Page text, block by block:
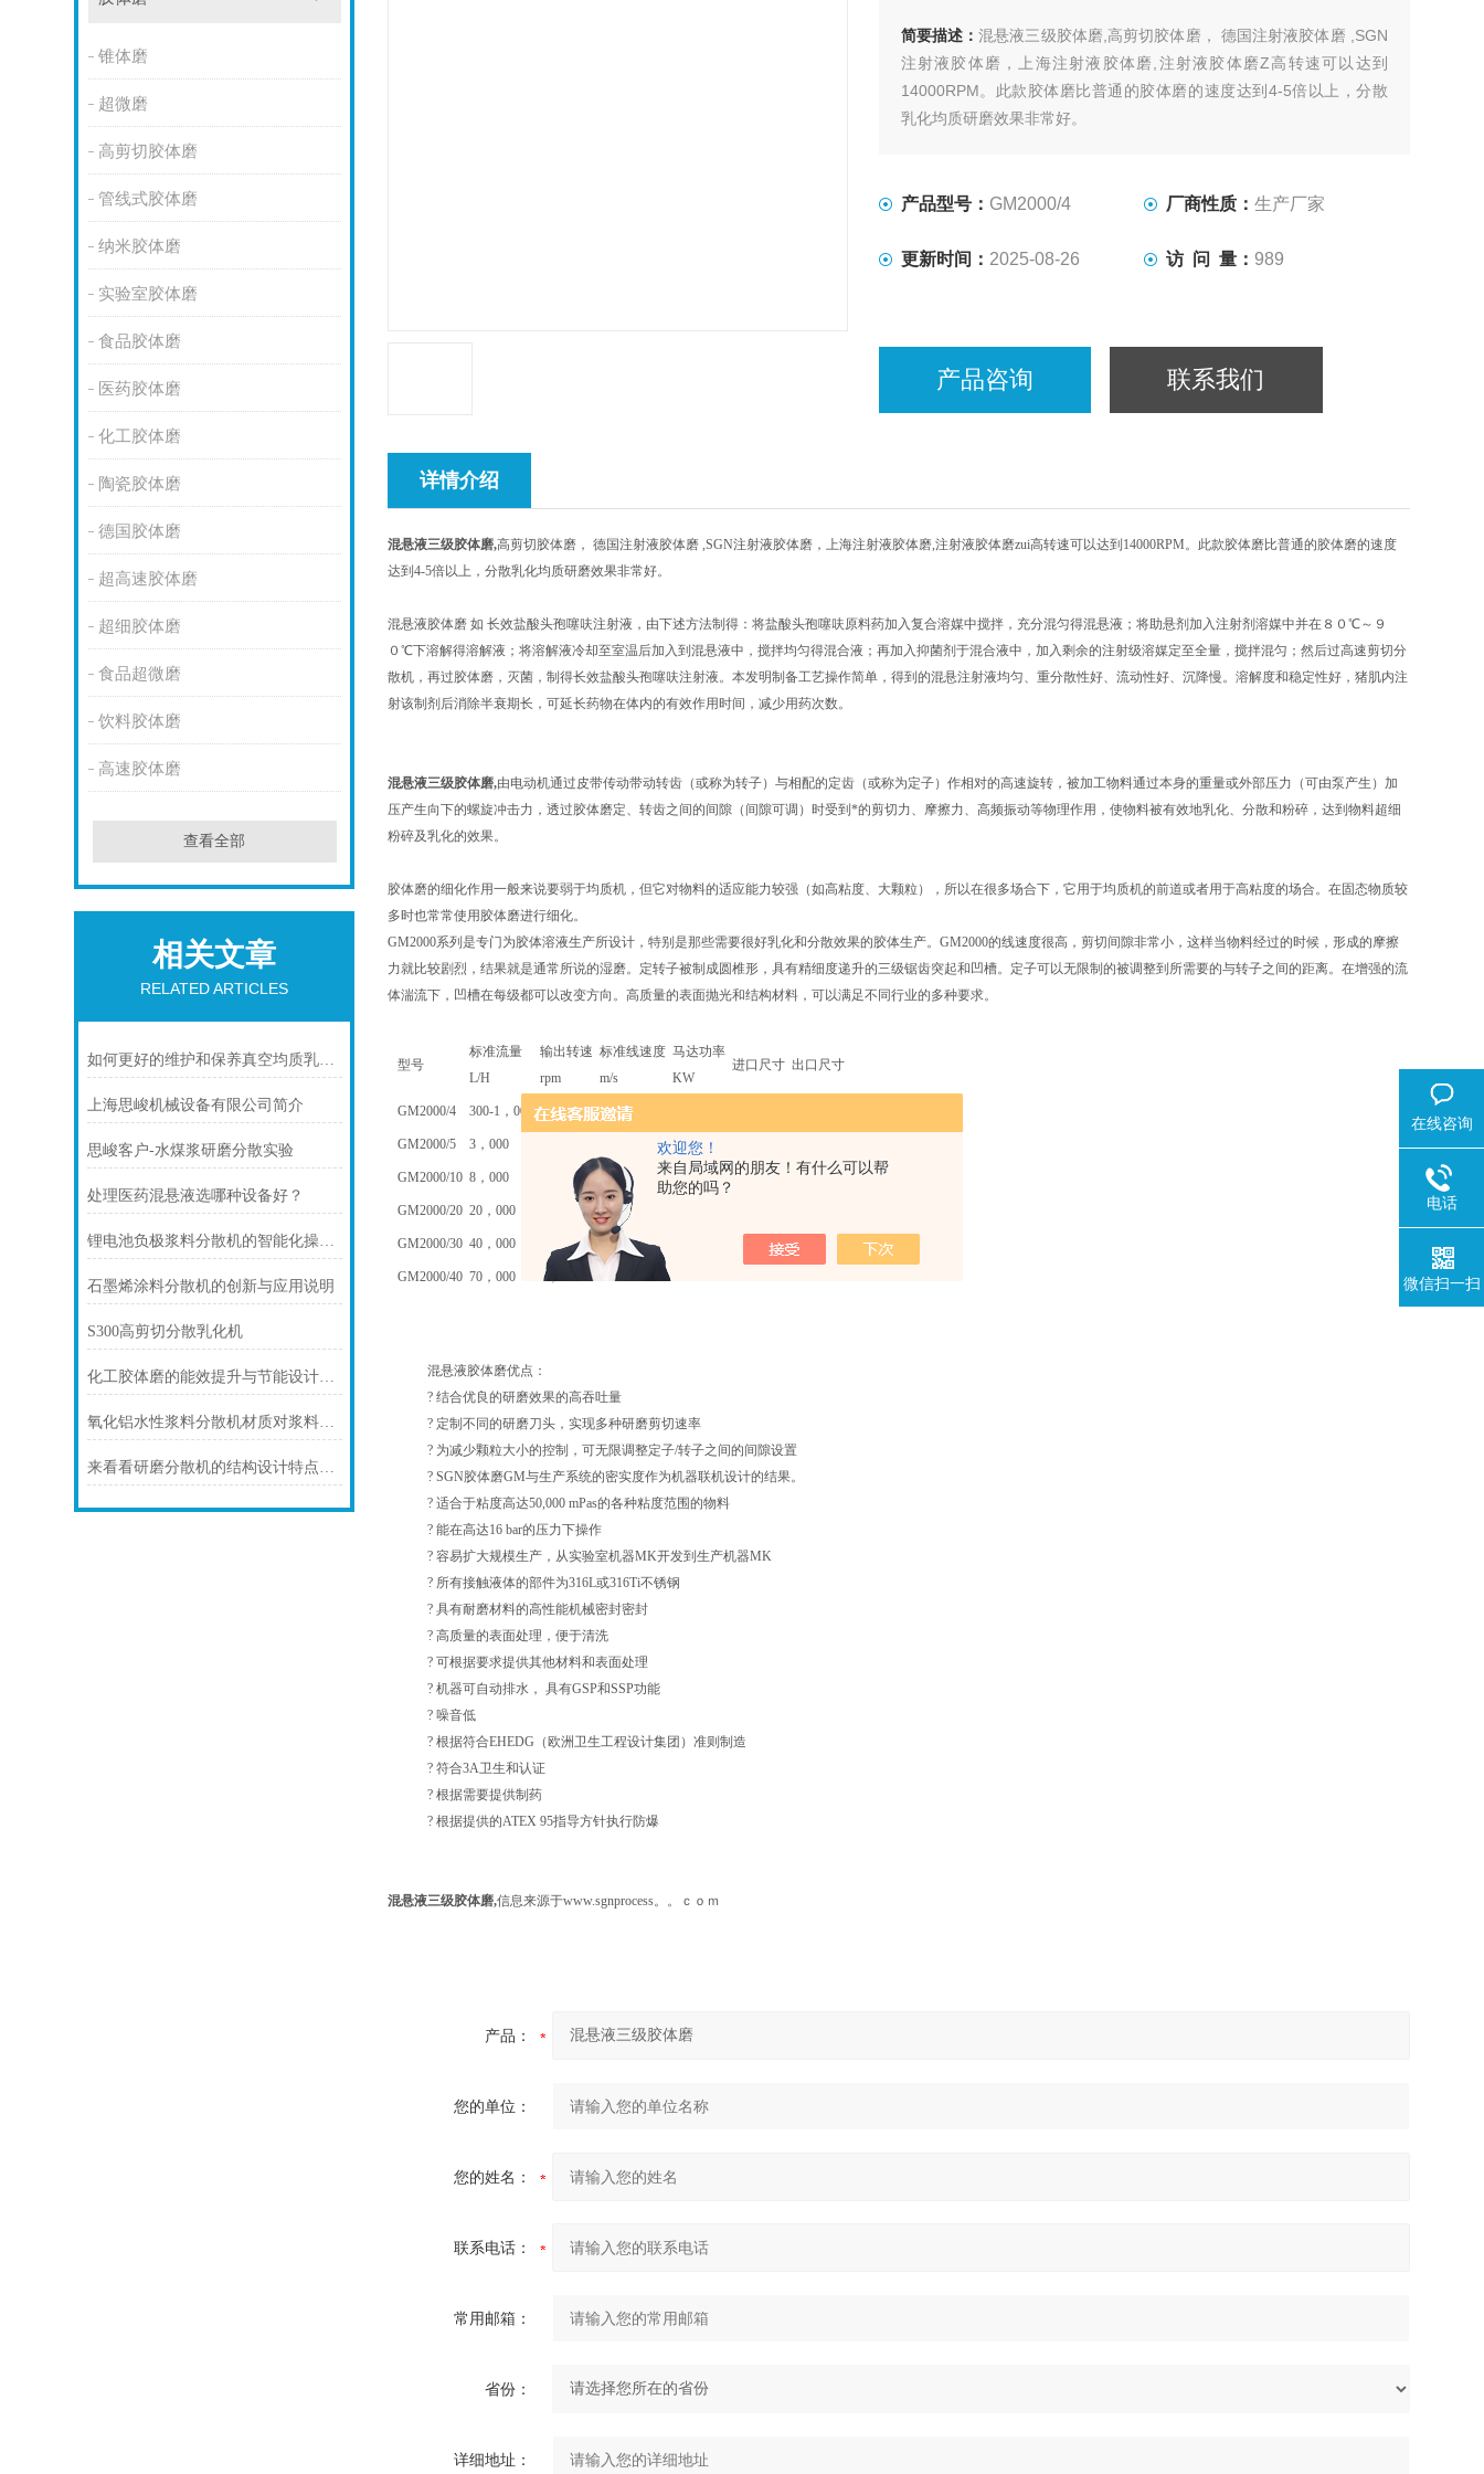
欢迎您！
来自局域网的朋友！有什么可以帮
助您的吗？
锥体磨
超微磨
高剪切胶体磨
管线式胶体磨
纳米胶体磨
实验室胶体磨
食品胶体磨
医药胶体磨
化工胶体磨
陶瓷胶体磨
德国胶体磨
超高速胶体磨
超细胶体磨
食品超微磨
饮料胶体磨
高速胶体磨
查看全部
相关文章
RELATED ARTICLES
如何更好的维护和保养真空均质乳化机
上海思峻机械设备有限公司简介
思峻客户-水煤浆研磨分散实验
处理医药混悬液选哪种设备好？
锂电池负极浆料分散机的智能化操作与自动化生产流程
石墨烯涂料分散机的创新与应用说明
S300高剪切分散乳化机
化工胶体磨的能效提升与节能设计说明
氧化铝水性浆料分散机材质对浆料金属离子污染的控制介绍
来看看研磨分散机的结构设计特点是怎样的？
简要描述：混悬液三级胶体磨,高剪切胶体磨， 德国注射液胶体磨 ,SGN
注射液胶体磨，上海注射液胶体磨,注射液胶体磨Z高转速可以达到
14000RPM。此款胶体磨比普通的胶体磨的速度达到4-5倍以上，分散
乳化均质研磨效果非常好。
产品型号： GM2000/4 厂商性质：生产厂家
更新时间： 2025-08-26 访 问 量： 989
产品咨询 联系我们
详情介绍
混悬液三级胶体磨,高剪切胶体磨， 德国注射液胶体磨 ,SGN注射液胶体磨，上海注射液胶体磨,注射液胶体磨zui高转速可以达到14000RPM。此款胶体磨比普通的胶体磨的速度
达到4-5倍以上，分散乳化均质研磨效果非常好。
混悬液胶体磨 如 长效盐酸头孢噻呋注射液，由下述方法制得：将盐酸头孢噻呋原料药加入复合溶媒中搅拌，充分混匀得混悬液；将助悬剂加入注射剂溶媒中并在８０℃～９
０℃下溶解得溶解液；将溶解液冷却至室温后加入到混悬液中，搅拌均匀得混合液；再加入抑菌剂于混合液中，加入剩余的注射级溶媒定至全量，搅拌混匀；然后过高速剪切分
散机，再过胶体磨，灭菌，制得长效盐酸头孢噻呋注射液。本发明制备工艺操作简单，得到的混悬注射液均匀、重分散性好、流动性好、沉降慢。溶解度和稳定性好，猪肌内注
射该制剂后消除半衰期长，可延长药物在体内的有效作用时间，减少用药次数。
混悬液三级胶体磨,由电动机通过皮带传动带动转齿（或称为转子）与相配的定齿（或称为定子）作相对的高速旋转，被加工物料通过本身的重量或外部压力（可由泵产生）加
压产生向下的螺旋冲击力，透过胶体磨定、转齿之间的间隙（间隙可调）时受到*的剪切力、摩擦力、高频振动等物理作用，使物料被有效地乳化、分散和粉碎，达到物料超细
粉碎及乳化的效果。
胶体磨的细化作用一般来说要弱于均质机，但它对物料的适应能力较强（如高粘度、大颗粒），所以在很多场合下，它用于均质机的前道或者用于高粘度的场合。在固态物质较
多时也常常使用胶体磨进行细化。
GM2000系列是专门为胶体溶液生产所设计，特别是那些需要很好乳化和分散效果的胶体生产。GM2000的线速度很高，剪切间隙非常小，这样当物料经过的时候，形成的摩擦
力就比较剧烈，结果就是通常所说的湿磨。定转子被制成圆椎形，具有精细度递升的三级锯齿突起和凹槽。定子可以无限制的被调整到所需要的与转子之间的距离。在增强的流
体湍流下，凹槽在每级都可以改变方向。高质量的表面抛光和结构材料，可以满足不同行业的多种要求。
型号
标准流量
L/H
输出转速
rpm
标准线速度
m/s
马达功率
KW
进口尺寸 出口尺寸
GM2000/4 300-1，000 9，000 23
GM2000/5 3，000 7.5
GM2000/10 8，000 4，200 23 15 DN50 DN50
GM2000/20 20，000 3，000 23
GM2000/30 40，000 1，500 23 DN150 DN125
GM2000/40 70，000 1，500
混悬液胶体磨优点：
? 结合优良的研磨效果的高吞吐量
? 定制不同的研磨刀头，实现多种研磨剪切速率
? 为减少颗粒大小的控制，可无限调整定子/转子之间的间隙设置
?SGN胶体磨GM与生产系统的密实度作为机器联机设计的结果。
? 适合于粘度高达50,000 mPas的各种粘度范围的物料
? 能在高达16 bar的压力下操作
? 容易扩大规模生产，从实验室机器MK开发到生产机器MK
? 所有接触液体的部件为316L或316Ti不锈钢
? 具有耐磨材料的高性能机械密封密封
? 高质量的表面处理，便于清洗
? 可根据要求提供其他材料和表面处理
? 机器可自动排水， 具有GSP和SSP功能
? 噪音低
? 根据符合EHEDG（欧洲卫生工程设计集团）准则制造
? 符合3A卫生和认证
? 根据需要提供制药
? 根据提供的ATEX 95指导方针执行防爆
混悬液三级胶体磨,信息来源于www.sgnprocess。。ｃｏｍ
产品：
您的单位：
您的姓名：
联系电话：
常用邮箱：
省份：
详细地址：
在线咨询
电话
微信扫一扫